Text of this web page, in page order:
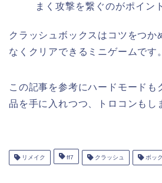
まく攻撃を繋ぐのがポイント
クラッシュボックスはコツをつか
なくクリアできるミニゲームです。
この記事を参考にハードモードも
品を手に入れつつ、トロコンもし
リメイク ff7 クラッシュ ボッ